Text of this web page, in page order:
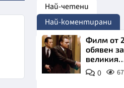
"ЧУДЕСАТА НА
Най-четени
Най-коментирани
Филм от
обявен
великия
трилър в
0